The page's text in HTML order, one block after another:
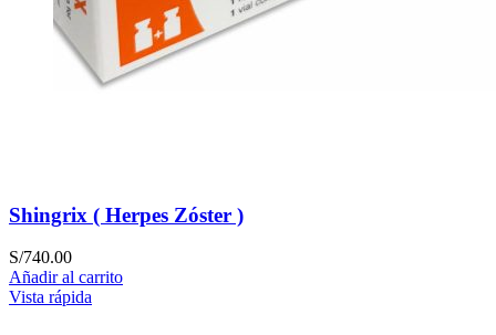
Shingrix ( Herpes Zóster )
S/740.00
Añadir al carrito
Vista rápida